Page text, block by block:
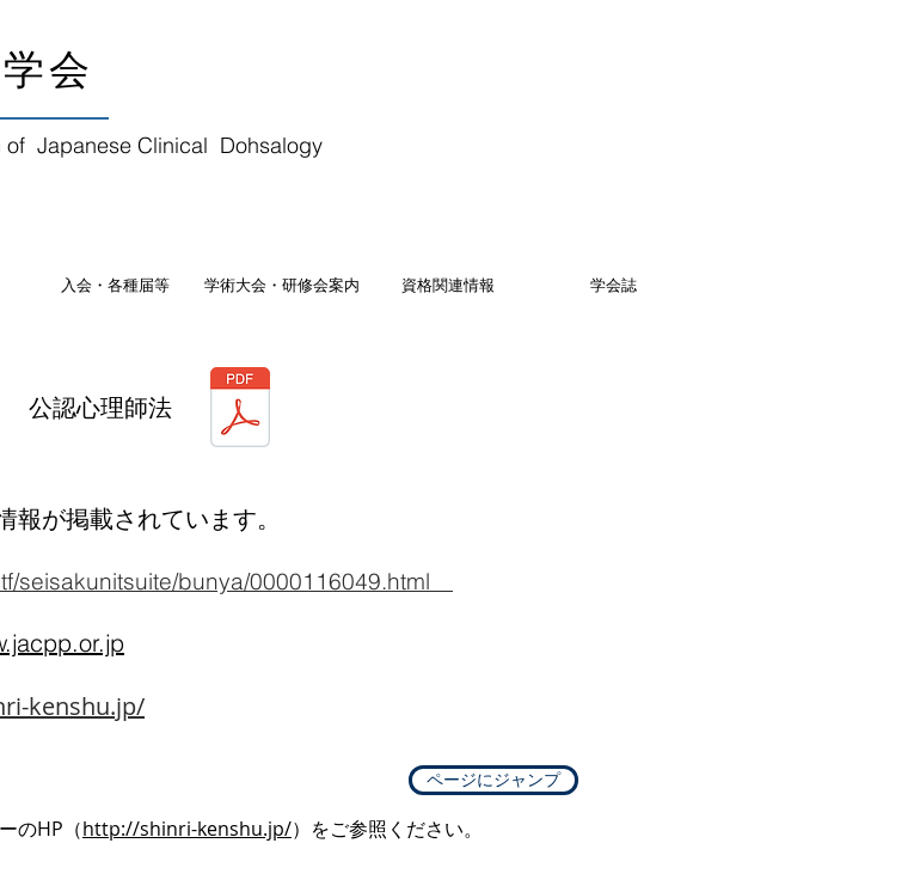
会
of Japanese Clinical Dohsalogy
入会・各種届等 学術大会・研修会案内 資格関連情報 学会誌
公認心理師法
が掲載されています。
seisakunitsuite/bunya/0000116049.html
kenshu.jp/
ページにジャンプ
のHP（http://shinri-kenshu.jp/）をご参照ください。